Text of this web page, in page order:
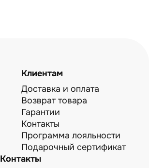
Клиентам
Доставка и оплата
Возврат товара
Гарантии
Контакты
Программа лояльности
Подарочный сертификат
Контакты